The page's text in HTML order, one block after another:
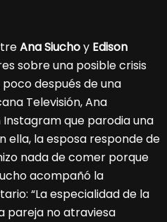
Ana Siuchoy Edison
sobre una posible crisis
después de una
Televisión, Ana
que parodia una
ella, la esposa responde de
nada de comer porque
acompañó la
“La especialidad de la
pareja no atraviesa